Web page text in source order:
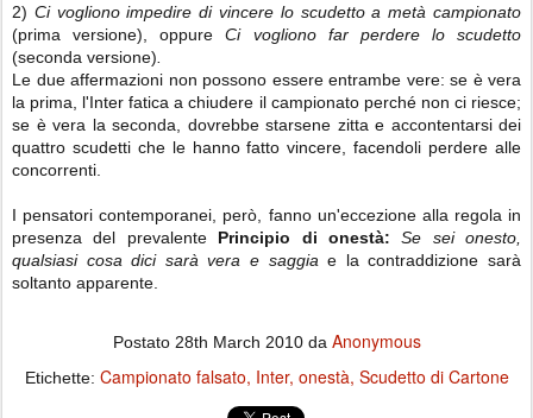
2) Ci vogliono impedire di vincere lo scudetto a metà campionato
(prima versione), oppureCi vogliono far perdere lo scudetto
(seconda versione)
Le due affermazioni non possono essere entrambe vere: se è vera
la prima, l'Inter fatica a chiudere il campionato perché non ci riesce;
se è vera la seconda, dovrebbe starsene zitta e accontentarsi dei
quattro scudetti che le hanno fatto vincere, facendoli perdere alle
concorrenti.
I pensatori contemporanei, però, fanno un'eccezione alla regola in
presenza del prevalente Principio di onestà:
Se sei onesto,
qualsiasi cosa dici sarà vera e saggia e la contraddizione sarà
soltanto apparente.
Postato 28th March 2010da Anonymous
Etichette: Campionato falsato Inter onestà Scudetto di Cartone